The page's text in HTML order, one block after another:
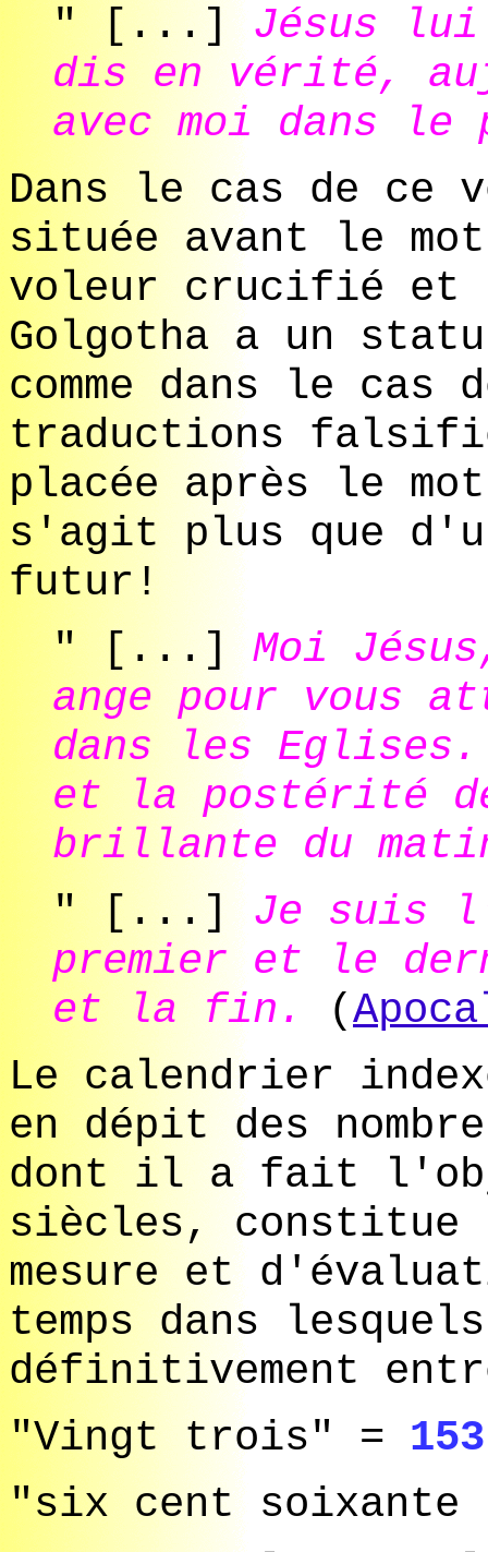
" [...] Jésus
dis en vérité,
avec moi dans le
Dans le cas de ce
située avant le
voleur crucifié et
Golgotha a un
comme dans le cas
traductions
placée après le
s'agit plus que
futur!
" [...] Moi
ange pour vous
dans les
et la postérité
brillante du
" [...] Je suis
premier et le
et la fin.
(
Le calendrier
en dépit des
dont il a fait
siècles, constitue
mesure et
temps dans
définitivement
"Vingt trois" = 153
"six cent soixante